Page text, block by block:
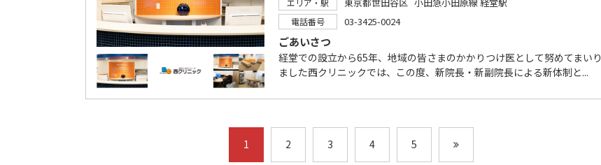
エリア・駅
電話番号 03-3425-0024
ごあいさつ
経堂での設立から65年、地域の皆さまのかかりつけ医として努めてまいり
ました西クリニックでは、この度、新院長・新副院長による新体制と...
1 2 3 4 5